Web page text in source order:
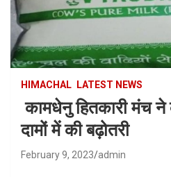
HIMACHAL LATEST NEWS
कामधेनु हितकारी मंच
दामों में की बढ़ोतरी
February 9, 2023 admin